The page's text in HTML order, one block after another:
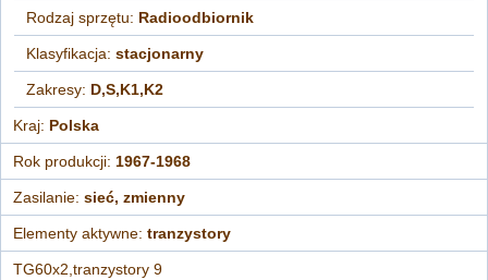
Rodzaj sprzętu: Radioodbiornik
Klasyfikacja:stacjonarny
Zakresy: D,S,K1,K2
Kraj: Polska
Rok produkcji:1967-1968
Zasilanie:sieć, zmienny
Elementy aktywne:tranzystory
TG60x2,tranzystory 9